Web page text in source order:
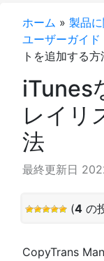
ホーム » 製品
ユーザーガイド
トを追加する方
iTunes
レイリ
法
最終更新日
(4の
CopyTrans